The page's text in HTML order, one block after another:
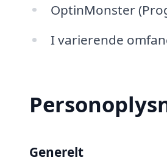
OptinMonster
I varierende
Generelt